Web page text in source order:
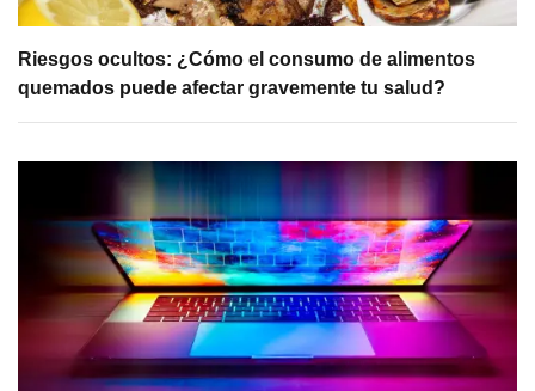
Riesgos ocultos: ¿Cómo el consumo de alimentos
quemados puede afectar gravemente tu salud?